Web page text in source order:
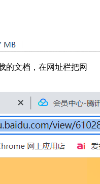
的文档，在网址栏把网